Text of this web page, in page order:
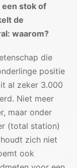
stok of
de
waarom?
die
positie
al zeker 3.000
Niet meer
maar onder
(total station)
zich niet
ook